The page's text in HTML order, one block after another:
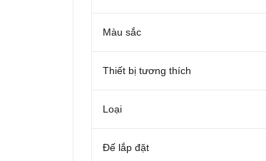
Màu sắc
Thiết bị tương thích
Loại
Đế lắp đặt